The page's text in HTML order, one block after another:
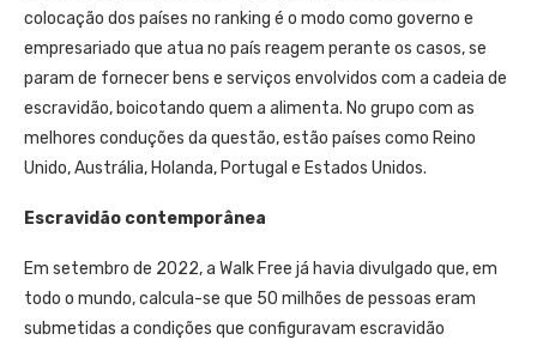
colocação dos países no ranking é o modo como governo e
empresariado que atua no país reagem perante os casos, se
param de fornecer bens e serviços envolvidos com a cadeia de
escravidão, boicotando quem a alimenta. No grupo com as
melhores conduções da questão, estão países como Reino
Unido, Austrália, Holanda, Portugal e Estados Unidos.
Escravidão contemporânea
Em setembro de 2022, a Walk Free já havia divulgado que, em
todo o mundo, calcula-se que 50 milhões de pessoas eram
submetidas a condições que configuravam escravidão